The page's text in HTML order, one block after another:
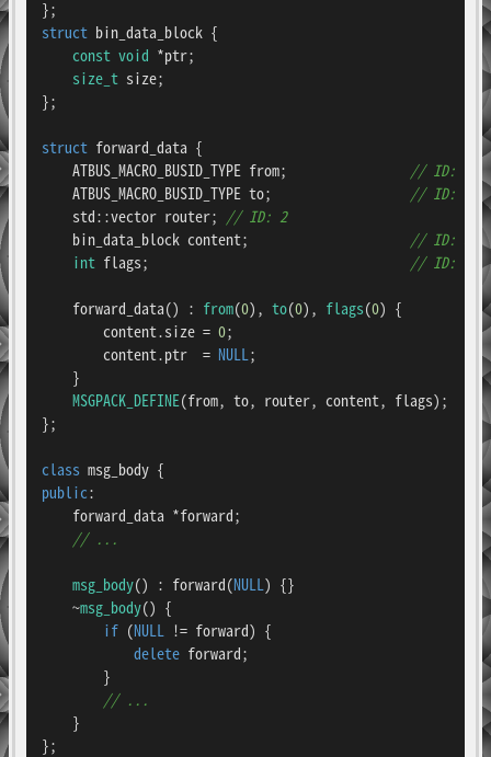
struct bin_data_block {
const void *ptr;
size_t size;
};
struct forward_data {
    ATBUS_MACRO_BUSID_TYPE from;
// ID: 0
    ATBUS_MACRO_BUSID_TYPE to;
// ID: 1
    std::vector router;
// ID: 2
    bin_data_block content;
// ID: 3
int flags; // ID: 4
    forward_data() :
from(0), to(0), flags(0) {
        content.size =
0;
        content.ptr  =
NULL ;
    }
MSGPACK_DEFINE(from, to, router, content, flags);
};
class msg_body
public:
    forward_data *forward;
// ...
msg_body() : forward(NULL ) {}
    ~
msg_body() {
if (NULL
!= forward) {
delete forward;
        }
// ...
    }
};